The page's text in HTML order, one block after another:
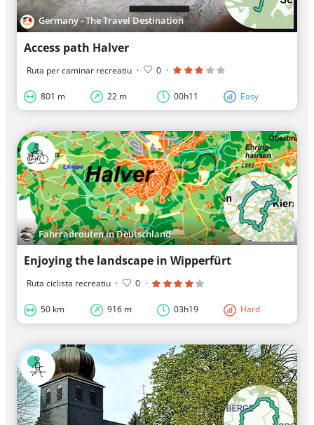
Germany - The Travel Destination
Access path Halver
Ruta per caminar recreatiu · 0 ·
801 m 22 m 00h11 Easy
Fahrradrouten in Deutschland
Enjoying the landscape in Wipperfürt
Ruta ciclista recreatiu · 0 ·
50 km 916 m 03h19 Hard